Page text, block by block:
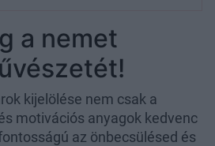
a nemet
kijelölése nem csak a
motivációs anyagok kedvenc
az önbecsülésed és